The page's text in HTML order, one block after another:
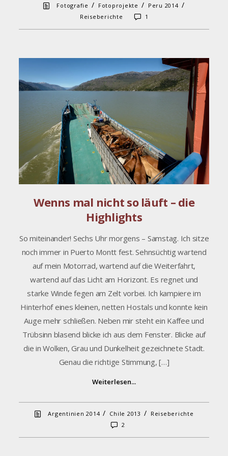
Fotografie / Fotoprojekte / Peru 2014/
Reiseberichte 1
Wenns mal nicht so läuft – die
Highlights
So miteinander! Sechs Uhr morgens – Samstag. Ich sitze
noch immer in Puerto Montt fest. Sehnsüchtig wartend
auf mein Motorrad, wartend auf die Weiterfahrt,
wartend auf das Licht am Horizont. Es regnet und
starke Winde fegen am Zelt vorbei. Ich kampiere im
Hinterhof eines kleinen, netten Hostals und konnte kein
Auge mehr schließen. Neben mir steht ein Kaffee und
Trübsinn blasend blicke ich aus dem Fenster. Blicke auf
die in Wolken, Grau und Dunkelheit gezeichnete Stadt.
Genau die richtige Stimmung, […]
Weiterlesen...
Argentinien 2014/ Chile 2013 / Reiseberichte
2